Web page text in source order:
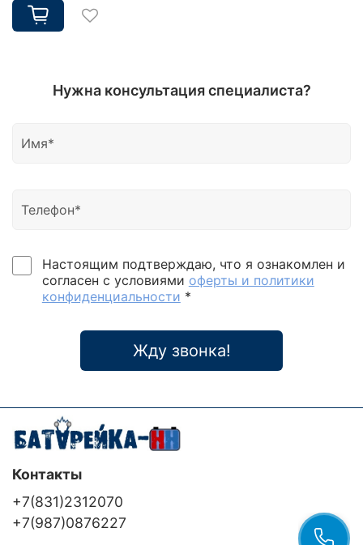
Нужна консультация специалиста?
Настоящим подтверждаю, что я ознакомлен и
согласен с условиями оферты и политики
конфиденциальности *
Жду звонка!
Контакты
+7(831)2312070
+7(987)0876227